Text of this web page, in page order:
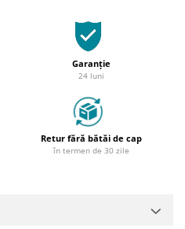
Garanție
24 luni
Retur fără bătăi de cap
în termen de 30 zile